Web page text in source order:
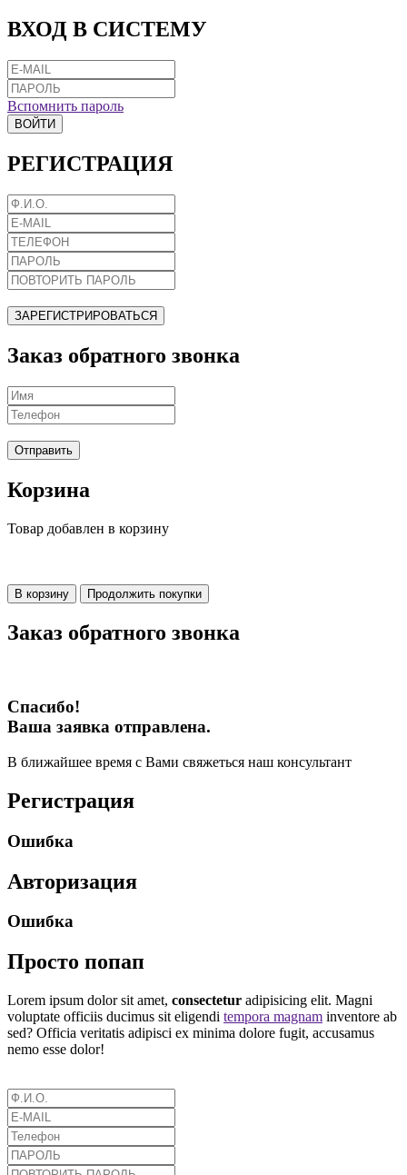
ВХОД В СИСТЕМУ
Вспомнить пароль
ВОЙТИ
РЕГИСТРАЦИЯ
ЗАРЕГИСТРИРОВАТЬСЯ
Заказ обратного звонка
Отправить
Корзина
Товар добавлен в корзину
В корзину Продолжить покупки
Заказ обратного звонка
Спасибо!
Ваша заявка отправлена.
В ближайшее время с Вами свяжеться наш консультант
Регистрация
Ошибка
Авторизация
Ошибка
Просто попап
Lorem ipsum dolor sit amet, consectetur adipisicing elit. Magni
voluptate officiis ducimus sit eligendi tempora magnam inventore ab
sed? Officia veritatis adipisci ex minima dolore fugit, accusamus
nemo esse dolor!